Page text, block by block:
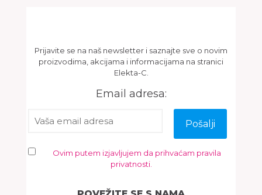
Prijavite se na naš newsletter i saznajte sve o novim
proizvodima, akcijama i informacijama na stranici
Elekta-C.
Email adresa:
Ovim putem izjavljujem da prihvaćam pravila
privatnosti.